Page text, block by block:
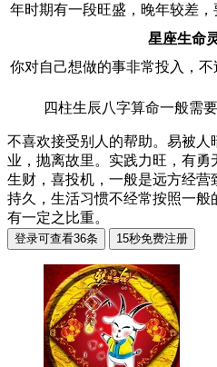
年时期有一段旺盛，晚年较差
星座生命
你对自己想做的事非常投入，不
四柱生辰八字算命一般需
不喜欢接受别人的帮助。易被
业，抛离故里。实践力旺，有
生财，喜投机，一般是远方经
持久，生活习惯不经常按照一
有一定之比重。